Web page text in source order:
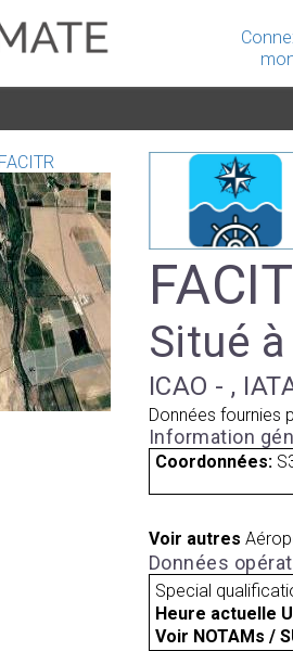
Situé
ICAO - ,
Données fournies
Information
Coordonnées:
Voir autres
Données
Special
Heure actuelle
Voir NOTAMs /